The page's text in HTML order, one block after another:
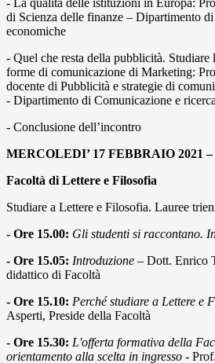
- La qualità delle istituzioni in Europa:
di Scienza delle finanze – Dipartimento
economiche
- Quel che resta della pubblicità. Studiare
forme di comunicazione di Marketing:
docente di Pubblicità e strategie di
- Dipartimento di Comunicazione e
- Conclusione dell’incontro
MERCOLEDI’ 17 FEBBRAIO 2021 –
Facoltà di Lettere e Filosofia
Studiare a Lettere e Filosofia. Lauree
- Ore 15.00: Gli studenti si raccontano.
- Ore 15.05: Introduzione – Dott. Enrico
didattico di Facoltà
- Ore 15.10: Perché studiare a Lettere e
Asperti, Preside della Facoltà
- Ore 15.30: L'offerta formativa della
orientamento alla scelta in ingresso -